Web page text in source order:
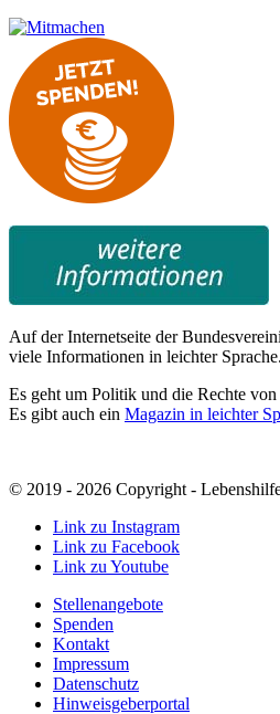
Auf der Internetseite der
viele Informationen in leichter Sprache.
Es geht um Politik und die Rechte
Es gibt auch ein Magazin in leichter
© 2019 - 2026 Copyright -
Link zu Instagram
Link zu Facebook
Link zu Youtube
Stellenangebote
Spenden
Kontakt
Impressum
Datenschutz
Hinweisgeberportal